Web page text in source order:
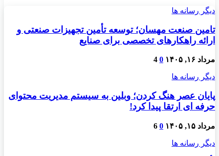
دیگر رسانه ها
تامین صنعت مهسان؛ توسعه تأمین تجهیزات صنعتی و
ارائه راهکارهای تخصصی برای صنایع
مرداد ۱۶, ۱۴۰۵ 0
4
دیگر رسانه ها
پایان عصر هنگ کردن؛ وبلین به سیستم مدیریت محتوای
حرفه ای ارتقا پیدا کرد!
مرداد ۱۵, ۱۴۰۵ 0
6
دیگر رسانه ها